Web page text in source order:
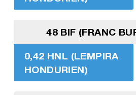
48 BIF (FRANC
0,42 HNL (LEMPIRA
HONDURIEN)